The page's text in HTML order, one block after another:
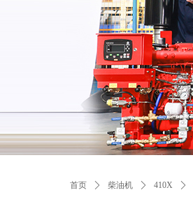
首页 ꄲ 柴油机 ꄲ 410X ꄲ